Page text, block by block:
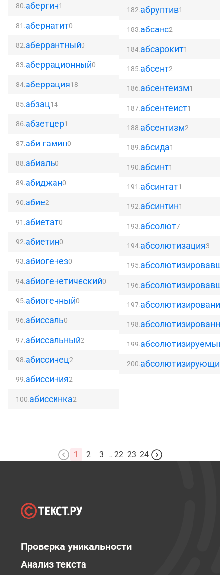
80.абергин1
81.абернатит0
82.аберрантный0
83.аберрационный0
84.аберрация18
85.абзац14
86.абзетцер1
87.аби гамин0
88.абиаль0
89.абиджан0
90.абие2
91.абиетат0
92.абиетин0
93.абиогенез0
94.абиогенетический0
95.абиогенный0
96.абиссаль0
97.абиссальный2
98.абиссинец2
99.абиссиния2
100.абиссинка2
182.абруптив1
183.абсанс2
184.абсарокит1
185.абсент2
186.абсентеизм1
187.абсентеист1
188.абсентизм2
189.абсида1
190.абсинт1
191.абсинтат1
192.абсинтин1
193.абсолют7
194.абсолютизация3
195.
196.
197.
198.
199.
200.
1 2 3 ... 22 23 24
Проверка уникальности
Анализ текста